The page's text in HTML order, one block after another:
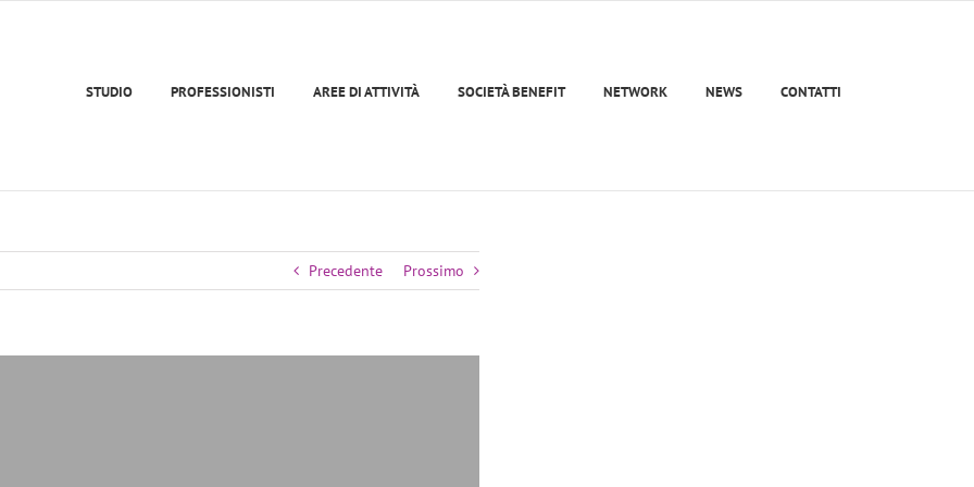
STUDIO PROFESSIONISTI AREE DI ATTIVITÀ SOCIETÀ BENEFIT NETWORK NEWS CONTATTI
Precedente Prossimo